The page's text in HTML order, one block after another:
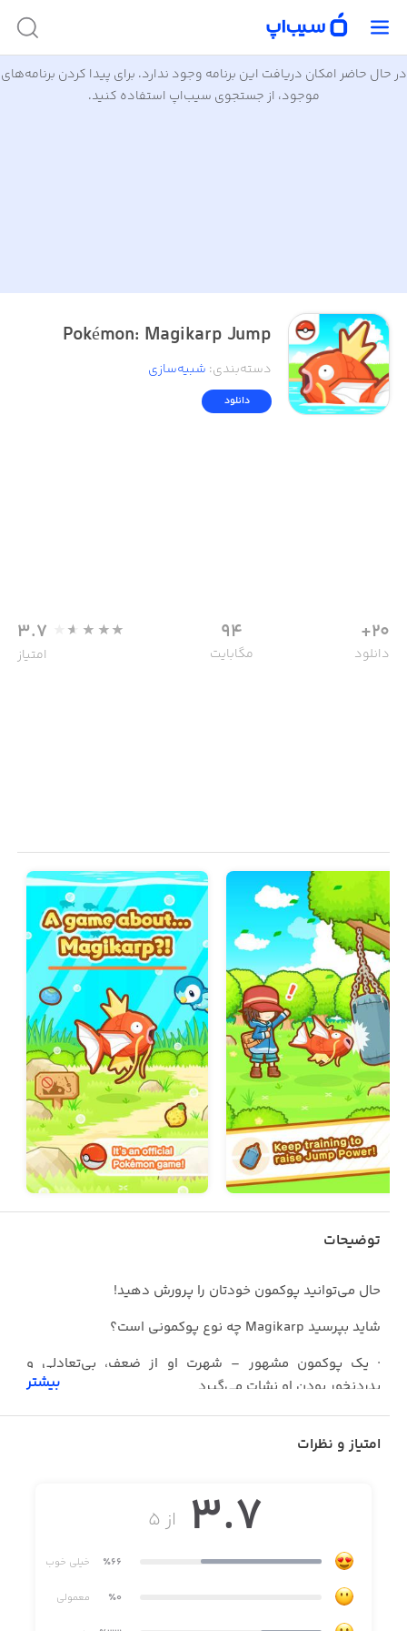
در حال حاضر امکان دریافت این برنامه وجود ندارد. برای پیدا کردن برنامه‌های
موجود، از جستجوی سیب‌اپ استفاده کنید.
Pokémon: Magikarp Jump
دسته‌بندی: شبیه‌سازی
دانلود
20+
دانلود
94
مگابایت
3.7
امتیاز
توضیحات
حال می‌توانید پوکمون خودتان را پرورش دهید!
شاید بپرسید Magikarp چه نوع پوکمونی است؟
· یک پوکمون مشهور – شهرت او از ضعف، بی‌تعادلی و
بدردنخور بودن او نشات می‌گیرد
· نمی‌تواند هیچ حرکت قدرتمندی یاد بگیرد – فقط اینور و آنور
می‌پرد
بیشتر
امتیاز و نظرات
از ۵ 3.7
٪66 خیلی خوب
٪0 معمولی